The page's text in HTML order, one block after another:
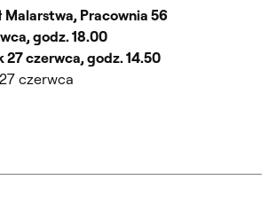
Malarstwa, Pracownia 56
godz. 18.00
27 czerwca, godz. 14.50
czerwca